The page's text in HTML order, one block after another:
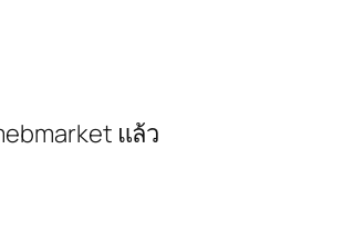
แล้ว